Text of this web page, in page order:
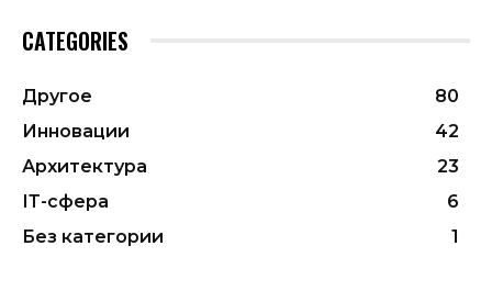
CATEGORIES
Другое
80
Инновации
42
Архитектура
23
ІТ-сфера
6
Без категории
1